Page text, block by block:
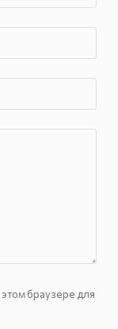
этом браузере для